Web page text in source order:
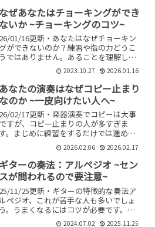
なぜあなたはチョーキングができ
ないか ~チョーキングのコツ~
26/01/16更新・あなたはなぜチョーキン
グができないのか？練習や指の力どうこ
うではありません。あることを理解して
いないからです。どうやればチョーキン
グを理解し、できるようになるのか。詳
しく解説します。
2023.10.27 2026.01.16
あなたの演奏はなぜコピー止まり
なのか ~一皮向けたい人へ~
26/02/17更新・楽器演奏でコピーは大事
ですが、コピー止まりの人が多すぎま
す。まじめに練習をするだけでは進めま
せん。コピーのその先へ行くには何が必
要なのか？一皮むけるために詳しく解説
します。
2026.02.06 2026.02.17
ギターの奏法：アルペジオ ~セン
スが問われるので要注意~
25/11/25更新・ギターの特徴的な奏法ア
ルペジオ、これが苦手な人も多いでしょ
う。うまくなるにはコツが必要です。注
意点や弾き方を解説します。アルペジオ
2024.07.02 2025.11.25